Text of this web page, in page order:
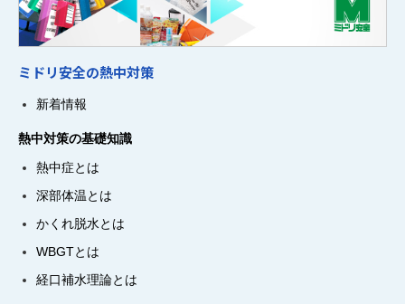
ミドリ安全の熱中対策
新着情報
熱中対策の基礎知識
熱中症とは
深部体温とは
かくれ脱水とは
WBGTとは
経口補水理論とは